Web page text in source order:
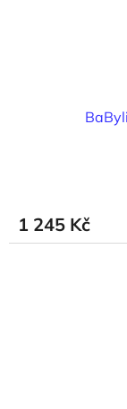
1 245 Kč